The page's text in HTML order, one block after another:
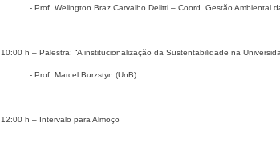
- Prof. Welington Braz Carvalho Delitti – Coord. Gestão Ambiental
10:00 h – Palestra: “A institucionalização da Sustentabilidade na
- Prof. Marcel Burzstyn (UnB)
12:00 h – Intervalo para Almoço